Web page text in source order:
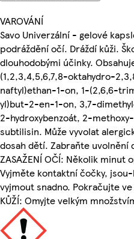
VAROVÁNÍ
Savo Univerzální - gelové
podráždění očí. Dráždí kůži.
dlouhodobými účinky.
(1,2,3,4,5,6,7,8-oktahydro-
naftyl)ethan-1-on, 1-(2,6,6-
yl)but-2-en-1-on, 3,7-
2-hydroxybenzoát, 2-
subtilisin. Může vyvolat
dosah dětí. Zabraňte uvolnění
ZASAŽENÍ OČÍ: Několik
Vyjměte kontaktní čočky,
vyjmout snadno. Pokračujte ve
KŮŽÍ: Omyjte velkým